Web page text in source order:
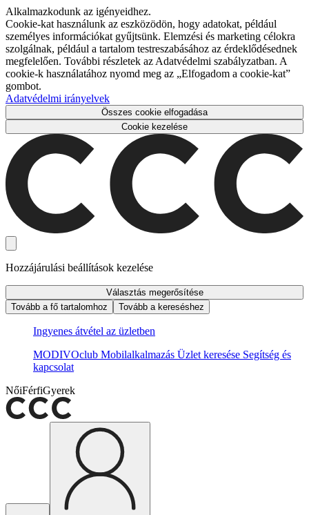
Alkalmazkodunk az igényeidhez.
Cookie-kat használunk az eszközödön, hogy adatokat, például
személyes információkat gyűjtsünk. Elemzési és marketing célokra
szolgálnak, például a tartalom testreszabásához az érdeklődésednek
megfelelően. További részletek az Adatvédelmi szabályzatban. A
cookie-k használatához nyomd meg az „Elfogadom a cookie-kat”
gombot.
Adatvédelmi irányelvek
Összes cookie elfogadása
Cookie kezelése
Hozzájárulási beállítások kezelése
Választás megerősítése
Tovább a fő tartalomhoz
Tovább a kereséshez
Ingyenes átvétel az üzletben
MODIVOclub Mobilalkalmazás Üzlet keresése Segítség és
kapcsolat
NőiFérfiGyerek